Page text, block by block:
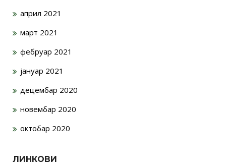
април 2021
март 2021
фебруар 2021
јануар 2021
децембар 2020
новембар 2020
октобар 2020
ЛИНКОВИ